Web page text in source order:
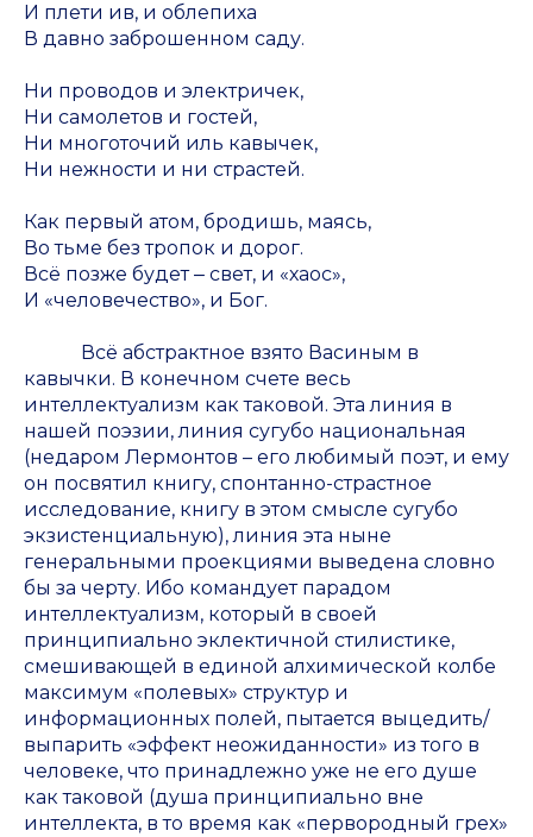
И плети ив, и облепиха
В давно заброшенном саду.
Ни проводов и электричек,
Ни самолетов и гостей,
Ни многоточий иль кавычек,
Ни нежности и ни страстей.
Как первый атом, бродишь, маясь,
Во тьме без тропок и дорог.
Всё позже будет ‒ свет, и «хаос»,
И «человечество», и Бог.
Всё абстрактное взято Васиным в
кавычки. В конечном счете весь
интеллектуализм как таковой. Эта линия в
нашей поэзии, линия сугубо национальная
(недаром Лермонтов – его любимый поэт, и ему
он посвятил книгу, спонтанно-страстное
исследование, книгу в этом смысле сугубо
экзистенциальную), линия эта ныне
генеральными проекциями выведена словно
бы за черту. Ибо командует парадом
интеллектуализм, который в своей
принципиально эклектичной стилистике,
смешивающей в единой алхимической колбе
максимум «полевых» структур и
информационных полей, пытается выцедить/
выпарить «эффект неожиданности» из того в
человеке, что принадлежно уже не его душе
как таковой (душа принципиально вне
интеллекта, в то время как «первородный грех»